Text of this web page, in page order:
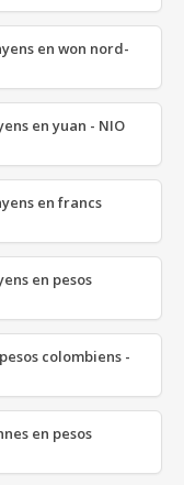
en won nord-
en yuan - NIO
en francs
en pesos
colombiens -
en pesos